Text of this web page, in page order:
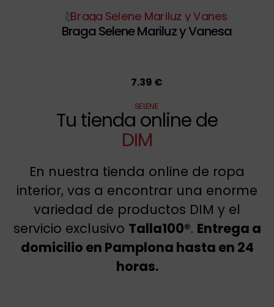
Braga Selene Mariluz y Vanesa
7.39 €
SELENE
Tu tienda online de
DIM
En nuestra tienda online de ropa
interior, vas a encontrar una enorme
variedad de productos DIM y el
servicio exclusivo Talla100®. Entrega a
domicilio en Pamplona hasta en 24
horas.